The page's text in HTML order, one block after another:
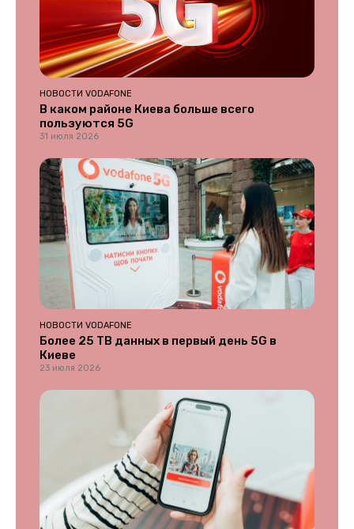
НОВОСТИ VODAFONE
В каком районе Киева больше всего
пользуются 5G
31 июля 2026
НОВОСТИ VODAFONE
Более 25 ТВ данных в первый день 5G в
Киеве
23 июля 2026